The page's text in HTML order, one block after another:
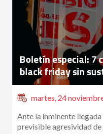
Boletín especial: 7
black friday sin
martes, 24
Ante la inminente
previsible agresividad